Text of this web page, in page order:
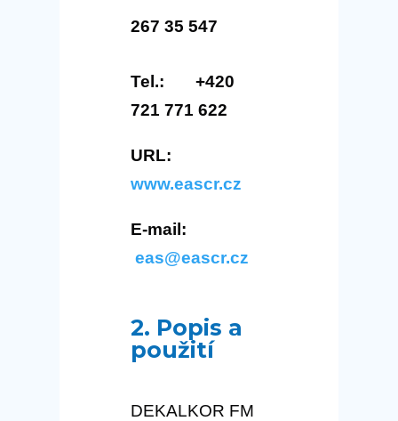
267 35 547
Tel.: +420
721 771 622
URL:
www.eascr.cz
E-mail:
eas@eascr.cz
2. Popis a
použití
DEKALKOR FM